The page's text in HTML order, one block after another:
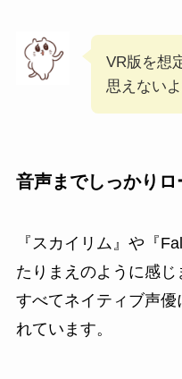
VR版を想
思えない
音声までしっかり
『スカイリム』や『
たりまえのように感
すべてネイティブ声優
れています。